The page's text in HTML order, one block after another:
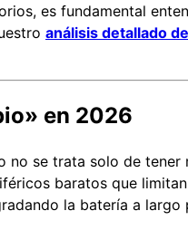
es fundamental
análisis detallado
en 2026
no se trata solo de
baratos que
la batería a largo